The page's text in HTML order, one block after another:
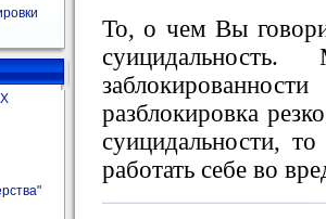
То, о чем Вы
разблокировка
суицидальности, то
работать себе во